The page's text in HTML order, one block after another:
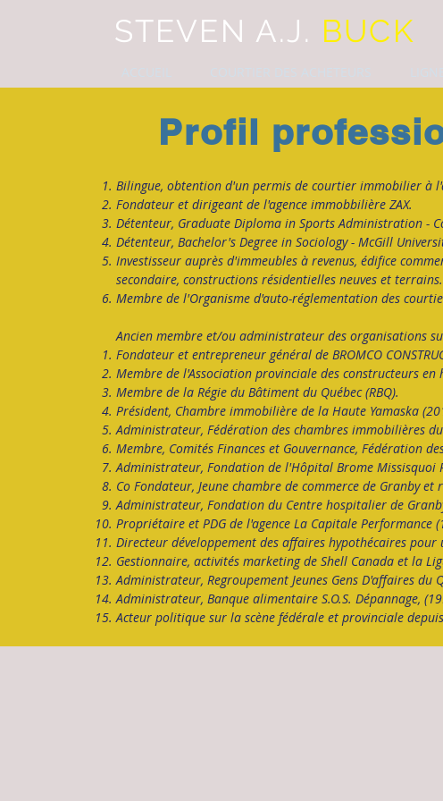
STEVEN A.J. BUCK
Profil
Bilingue, obtention d'un permis de courtier immobilier à
Fondateur et dirigeant de l'agence immobbilière ZAX.
Détenteur, Graduate Diploma in Sports Administration -
Détenteur, Bachelor's Degree in Sociology - McGill
Investisseur auprès d'immeubles à revenus, édifice
secondaire, constructions résidentielles neuves et terrains.
Membre de l'Organisme d'auto-réglementation des
Ancien membre et/ou administrateur des organisations
Fondateur et entrepreneur général de BROMCO
Membre de l'Association provinciale des constructeurs en
Membre de la Régie du Bâtiment du Québec (RBQ).
Président, Chambre immobilière de la Haute Yamaska
Administrateur, Fédération des chambres immobilières
Membre, Comités Finances et Gouvernance, Fédération
Administrateur, Fondation de l'Hôpital Brome Missisquoi
Co Fondateur, Jeune chambre de commerce de Granby
Administrateur, Fondation du Centre hospitalier de
Propriétaire et PDG de l'agence La Capitale Performance
Directeur développement des affaires hypothécaires
Gestionnaire, activités marketing de Shell Canada et la
Administrateur, Regroupement Jeunes Gens D'affaires du
Administrateur, Banque alimentaire S.O.S. Dépannage,
Acteur politique sur la scène fédérale et provinciale